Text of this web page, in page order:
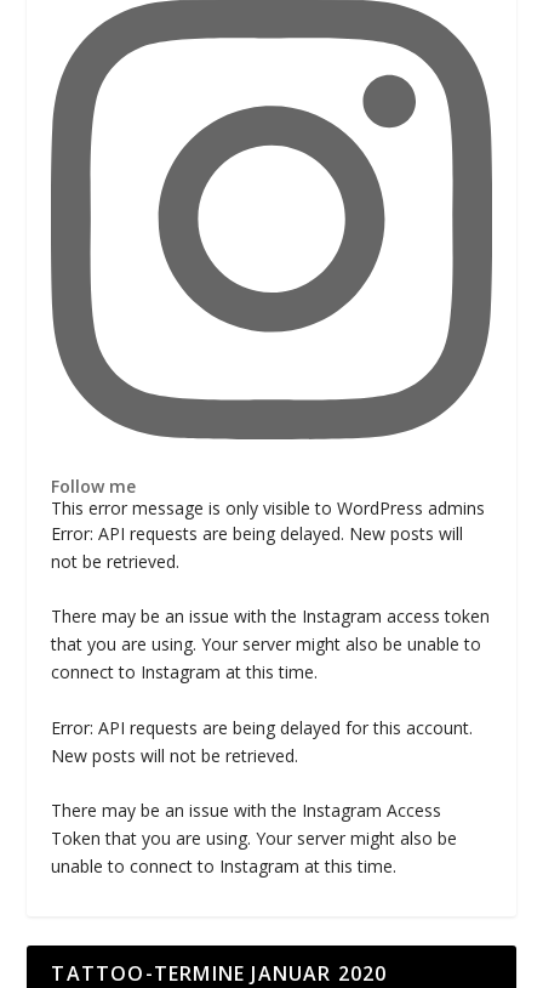
Follow me
This error message is only visible to WordPress admins
Error: API requests are being delayed. New posts will
not be retrieved.
There may be an issue with the Instagram access token
that you are using. Your server might also be unable to
connect to Instagram at this time.
Error: API requests are being delayed for this account.
New posts will not be retrieved.
There may be an issue with the Instagram Access
Token that you are using. Your server might also be
unable to connect to Instagram at this time.
TATTOO-TERMINE JANUAR 2020